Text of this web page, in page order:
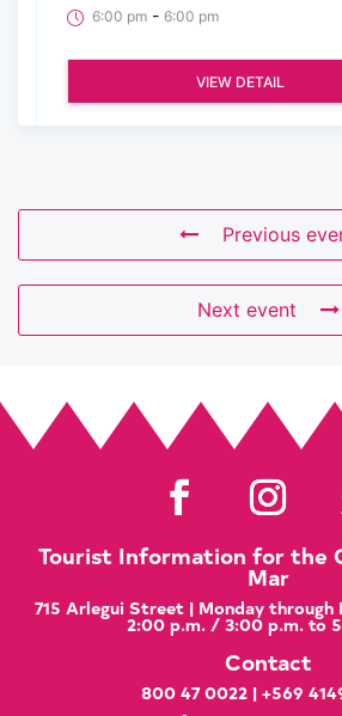
6:00 pm - 6:00 pm
VIEW DETAIL
Previous
Next event
Tourist Information for the
Mar
715 Arlegui Street | Monday
2:00 p.m. / 3:00 p.m. to
Contact
800 47 0022 | +569